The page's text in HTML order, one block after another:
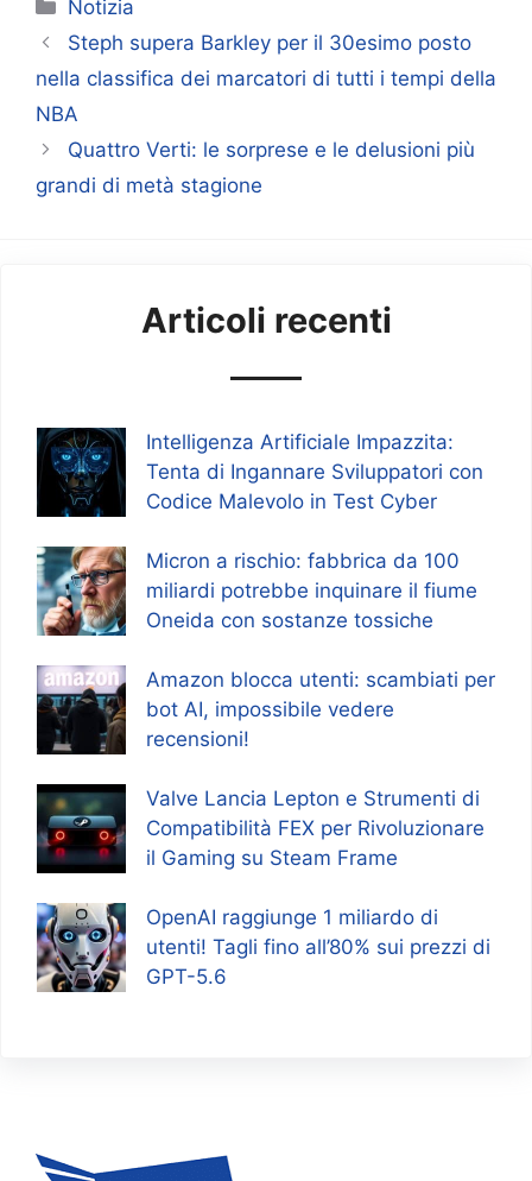
Notizia
Steph supera Barkley per il 30esimo posto
nella classifica dei marcatori di tutti i tempi della
NBA
Quattro Verti: le sorprese e le delusioni più
grandi di metà stagione
Articoli recenti
Intelligenza Artificiale Impazzita:
Tenta di Ingannare Sviluppatori con
Codice Malevolo in Test Cyber
Micron a rischio: fabbrica da 100
miliardi potrebbe inquinare il fiume
Oneida con sostanze tossiche
Amazon blocca utenti: scambiati per
bot AI, impossibile vedere
recensioni!
Valve Lancia Lepton e Strumenti di
Compatibilità FEX per Rivoluzionare
il Gaming su Steam Frame
OpenAI raggiunge 1 miliardo di
utenti! Tagli fino all’80% sui prezzi di
GPT-5.6